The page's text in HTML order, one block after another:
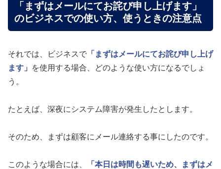
「まずはメールにてお詫び申し上げます」
のビジネスでの使い方、使うときの注意点
それでは、ビジネスで 「まずはメールにてお詫び申し上げ
ます」
を使用する場合、どのような使い方になるでしょ
う。
たとえば、深夜にシステム障害が発生したとします。
そのため、まずは顧客にメール連絡する事にしたのです。
このような場合には、
「本日は時間も遅いため、まずはメ